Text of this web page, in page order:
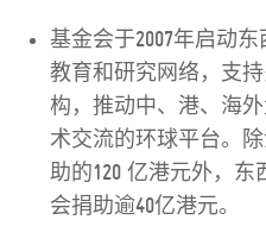
基金会于2007年启动
教育和研究网络，支
构，推动中、港、海
术交流的环球平台。
助的120 亿港元外，
会捐助逾40亿港元。